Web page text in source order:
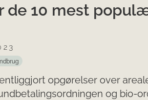
de 10 mest
opgørelser over
og bio-